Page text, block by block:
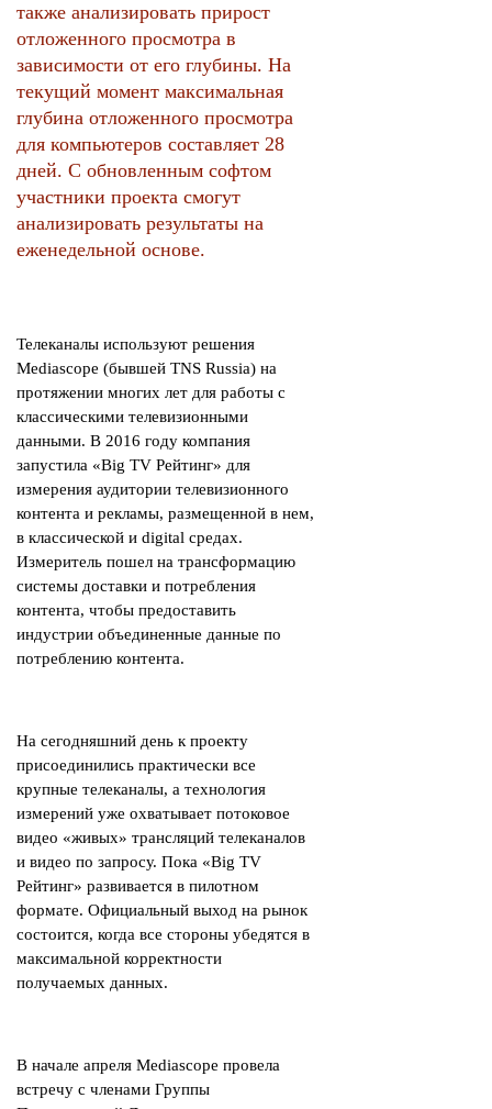
также анализировать прирост
отложенного просмотра в
зависимости от его глубины. На
текущий момент максимальная
глубина отложенного просмотра
для компьютеров составляет 28
дней. С обновленным софтом
участники проекта смогут
анализировать результаты на
еженедельной основе.
Телеканалы используют решения
Mediascope (бывшей TNS Russia) на
протяжении многих лет для работы с
классическими телевизионными
данными. В 2016 году компания
запустила «Big TV Рейтинг» для
измерения аудитории телевизионного
контента и рекламы, размещенной в нем,
в классической и digital средах.
Измеритель пошел на трансформацию
системы доставки и потребления
контента, чтобы предоставить
индустрии объединенные данные по
потреблению контента.
На сегодняшний день к проекту
присоединились практически все
крупные телеканалы, а технология
измерений уже охватывает потоковое
видео «живых» трансляций телеканалов
и видео по запросу. Пока «Big TV
Рейтинг» развивается в пилотном
формате. Официальный выход на рынок
состоится, когда все стороны убедятся в
максимальной корректности
получаемых данных.
В начале апреля Mediascope провела
встречу с членами Группы